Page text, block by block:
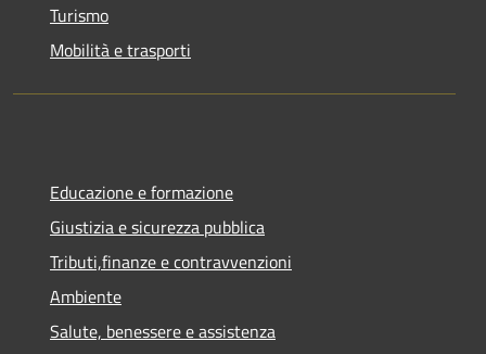
Turismo
Mobilità e trasporti
Educazione e formazione
Giustizia e sicurezza pubblica
Tributi,finanze e contravvenzioni
Ambiente
Salute, benessere e assistenza